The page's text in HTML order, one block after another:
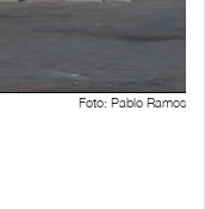
Foto: Pablo Ramos